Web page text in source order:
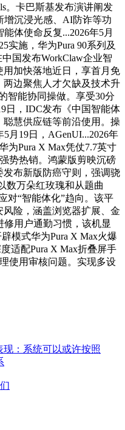
。卡巴斯基发布演讲阐发
增沉浸光感、AI防诈等功
体使命反复...2026年5月
实施，华为Pura 90系列及
国发布WorkClaw企业智
加快落地近日，享首月免
边聚焦人才欠缺及技术升
智能协同操做。享受30分
日，IDC发布《中国智能体
慧供应链等前沿使用。操
月19日，AGenUI...2026年
为Pura X Max凭仗7.7英寸
势热销。鸿蒙版剪映沉磅
布新版防癌守则，强调骁
数万朵红玫瑰和从题曲
对“智能体化”趋向。该平
险，涵盖浏览器扩展、金
用户通勤习惯，该机显
模式华为Pura X Max火爆
适配Pura X Max折叠屏手
使用审核问题。实现多设
：系统可以或许按照